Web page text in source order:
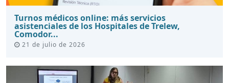
Turnos médicos online: más servicios
asistenciales de los Hospitales de Trelew,
Comodor...
21 de julio de 2026